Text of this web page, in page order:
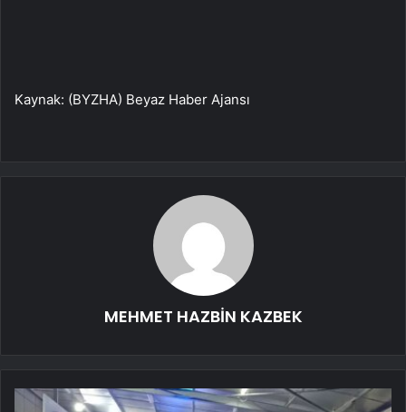
Kaynak: (BYZHA) Beyaz Haber Ajansı
MEHMET HAZBİN KAZBEK